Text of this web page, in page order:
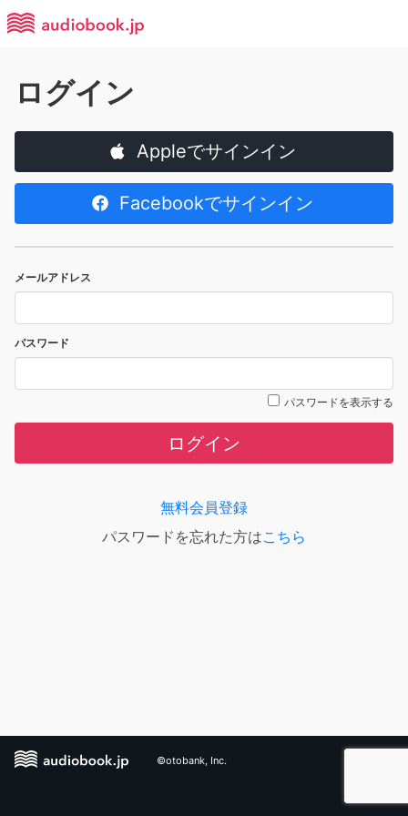
ログイン
Appleでサインイン
Facebookでサインイン
メールアドレス
パスワード
パスワードを表示する
ログイン
無料会員登録
パスワードを忘れた方はこちら
©otobank, Inc.